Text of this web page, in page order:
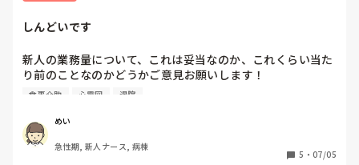
しんどいです
新人の業務量について、これは妥当なのか、これくらい当た
り前のことなのかどうかご意見お願いします！
▪️オペ出し1人(帰室後の観察含む)
▪️退院3人
▪️転棟1人
食事介助 心電図 退院
めい
急性期, 新人ナース, 病棟
5 ・ 07/05